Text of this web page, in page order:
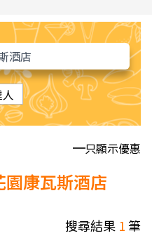
只顯示優惠
康瓦斯酒店
搜尋結果 1筆